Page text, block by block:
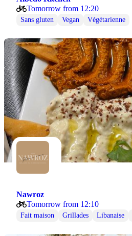
Tomorrow from 12:20
Sans gluten Vegan Végétarienne
Nawroz
Tomorrow from 12:10
Fait maison Grillades Libanaise